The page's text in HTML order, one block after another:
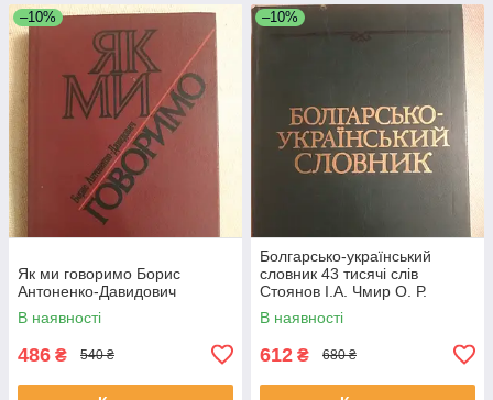
–10%
Як ми говоримо Борис
Антоненко-Давидович
В наявності
486 ₴ 540 ₴
–10%
Болгарсько-український
словник 43 тисячі слів
Стоянов І.А. Чмир О. Р.
В наявності
612 ₴ 680 ₴